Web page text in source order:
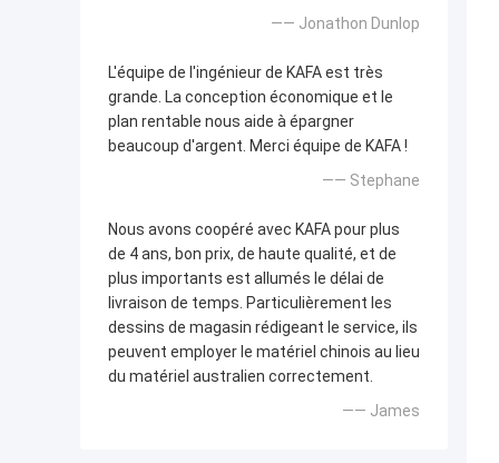
—— Jonathon Dunlop
L'équipe de l'ingénieur de KAFA est très
grande. La conception économique et le
plan rentable nous aide à épargner
beaucoup d'argent. Merci équipe de KAFA !
—— Stephane
Nous avons coopéré avec KAFA pour plus
de 4 ans, bon prix, de haute qualité, et de
plus importants est allumés le délai de
livraison de temps. Particulièrement les
dessins de magasin rédigeant le service, ils
peuvent employer le matériel chinois au lieu
du matériel australien correctement.
—— James